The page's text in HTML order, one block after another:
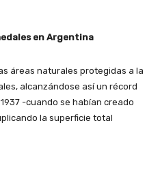
en Argentina
áreas naturales protegidas a la
alcanzándose así un récord
-cuando se habían creado
la superficie total